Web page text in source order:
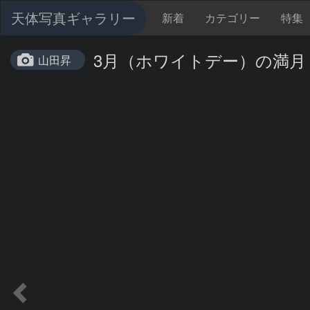
天体写真ギャラリー 新着 カテゴリー 特集
山田昇 3月（ホワイトデー）の満月